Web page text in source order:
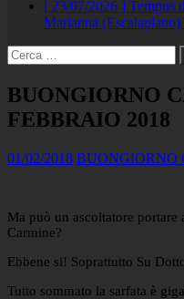
[ 23/07/2026 ] Tempus
Marianna (Escalaplano)
Ricerca
per:
BUONGIORNO
FEBBRAIO 2018
01/02/2018 BUONGIORNO
Ma può un ascoltatore portare
Carmine?
Ebbene si! Soprattutto Su
Tutto sommato la sarfata è